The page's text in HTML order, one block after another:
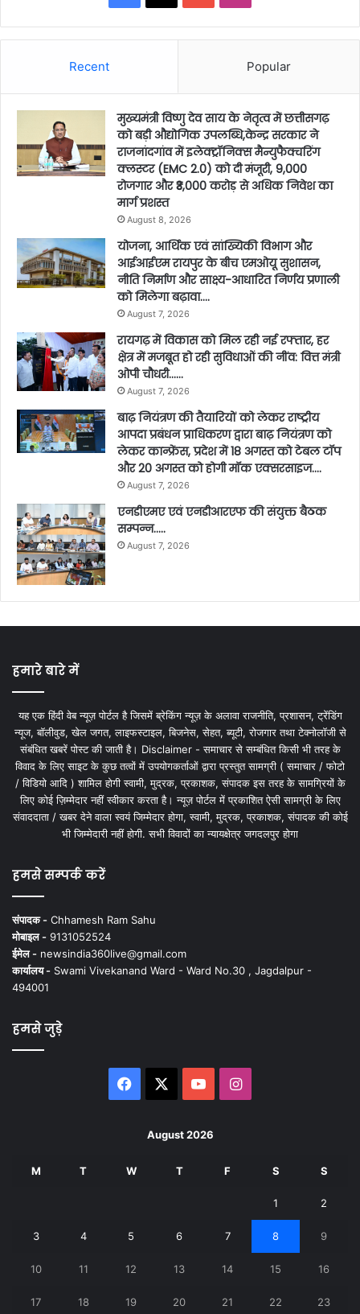
Recent Popular
मुख्यमंत्री विष्णु देव साय के नेतृत्व में छत्तीसगढ़
को बड़ी औद्योगिक उपलब्धि,केन्द्र सरकार ने
राजनांदगांव में इलेक्ट्रॉनिक्स मैन्युफैक्चरिंग
क्लस्टर (EMC 2.0) को दी मंजूरी, 9,000
रोजगार और ₹3,000 करोड़ से अधिक निवेश का
मार्ग प्रशस्त
August 8, 2026
योजना, आर्थिक एवं सांख्यिकी विभाग और
आईआईएम रायपुर के बीच एमओयू सुशासन,
नीति निर्माण और साक्ष्य-आधारित निर्णय प्रणाली
को मिलेगा बढ़ावा….
August 7, 2026
रायगढ़ में विकास को मिल रही नई रफ्तार, हर
क्षेत्र में मजबूत हो रही सुविधाओं की नींव: वित्त मंत्री
ओपी चौधरी……
August 7, 2026
बाढ़ नियंत्रण की तैयारियों को लेकर राष्ट्रीय
आपदा प्रबंधन प्राधिकरण द्वारा बाढ़ नियंत्रण को
लेकर कान्फ्रेंस, प्रदेश में 18 अगस्त को टेबल टॉप
और 20 अगस्त को होगी मॉक एक्सरसाइज….
August 7, 2026
एनडीएमए एवं एनडीआरएफ की संयुक्त बैठक
सम्पन्न…..
August 7, 2026
हमारे बारे में
यह एक हिंदी वेब न्यूज़ पोर्टल है जिसमें ब्रेकिंग न्यूज़ के अलावा राजनीति, प्रशासन, ट्रेंडिंग
न्यूज, बॉलीवुड, खेल जगत, लाइफस्टाइल, बिजनेस, सेहत, ब्यूटी, रोजगार तथा टेक्नोलॉजी से
संबंधित खबरें पोस्ट की जाती है। Disclaimer - समाचार से सम्बंधित किसी भी तरह के
विवाद के लिए साइट के कुछ तत्वों में उपयोगकर्ताओं द्वारा प्रस्तुत सामग्री ( समाचार / फोटो
/ विडियो आदि ) शामिल होगी स्वामी, मुद्रक, प्रकाशक, संपादक इस तरह के सामग्रियों के
लिए कोई ज़िम्मेदार नहीं स्वीकार करता है। न्यूज़ पोर्टल में प्रकाशित ऐसी सामग्री के लिए
संवाददाता / खबर देने वाला स्वयं जिम्मेदार होगा, स्वामी, मुद्रक, प्रकाशक, संपादक की कोई
भी जिम्मेदारी नहीं होगी. सभी विवादों का न्यायक्षेत्र जगदलपुर होगा
हमसे सम्पर्क करें
संपादक - Chhamesh Ram Sahu
मोबाइल - 9131052524
ईमेल - newsindia360live@gmail.com
कार्यालय - Swami Vivekanand Ward - Ward No.30 , Jagdalpur -
494001
हमसे जुड़े
Facebook YouTubeInstagram
August 2026
M T W T F S S
1 2
3 4 5 6 7 8 9
10 11 12 13 14 15 16
17 18 19 20 21 22 23